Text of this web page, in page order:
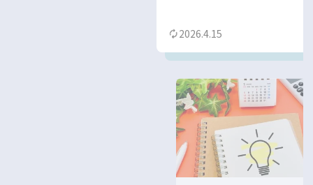
2026.4.15